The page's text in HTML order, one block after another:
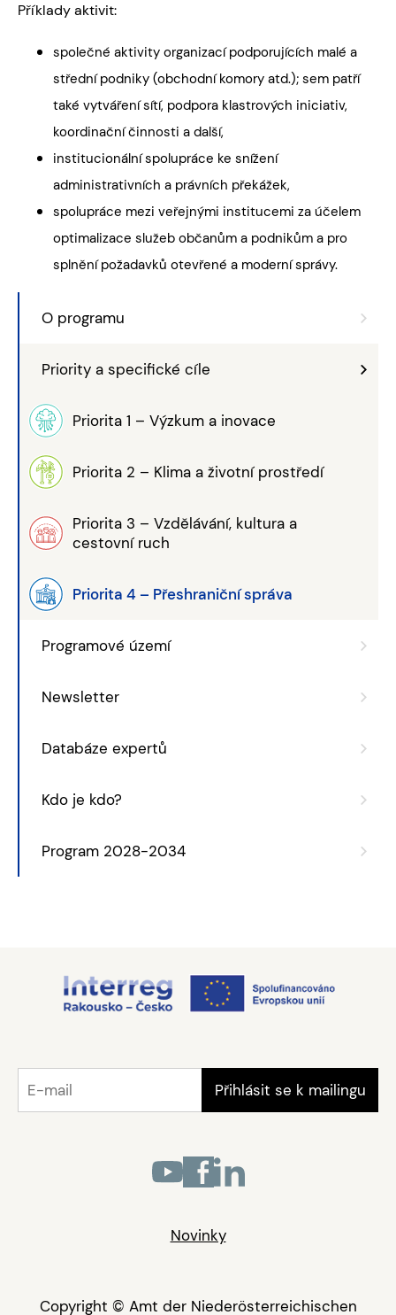
O programu
Priority a specifické cíle
Priorita 1 – Výzkum a inovace
Priorita 2 – Klima a životní prostředí
Priorita 3 – Vzdělávání, kultura a
cestovní ruch
Priorita 4 – Přeshraniční správa
Programové území
Newsletter
Databáze expertů
Kdo je kdo?
Program 2028-2034
Příklady aktivit:
společné aktivity organizací podporujících malé a
střední podniky (obchodní komory atd.); sem patří
také vytváření sítí, podpora klastrových iniciativ,
koordinační činnosti a další,
institucionální spolupráce ke snížení
administrativních a právních překážek,
spolupráce mezi veřejnými institucemi za účelem
optimalizace služeb občanům a podnikům a pro
splnění požadavků otevřené a moderní správy.
Novinky
Copyright © Amt der Niederösterreichischen